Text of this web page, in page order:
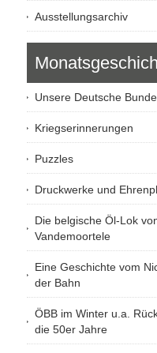
Ausstellungsarchiv
Unsere Deutsche
Kriegserinnerungen
Puzzles
Druckwerke und
Die belgische Öl-Lok
Vandemoortele
Eine Geschichte vom
der Bahn
ÖBB im Winter u.a.
die 50er Jahre